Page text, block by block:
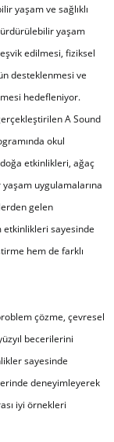
yaşam ve sağlıklı
yaşam
edilmesi, fiziksel
desteklenmesi ve
hedefleniyor.
A Sound
okul
etkinlikleri, ağaç
uygulamalarına
gelen
sayesinde
hem de farklı
çözme, çevresel
becerilerini
sayesinde
deneyimleyerek
iyi örnekleri